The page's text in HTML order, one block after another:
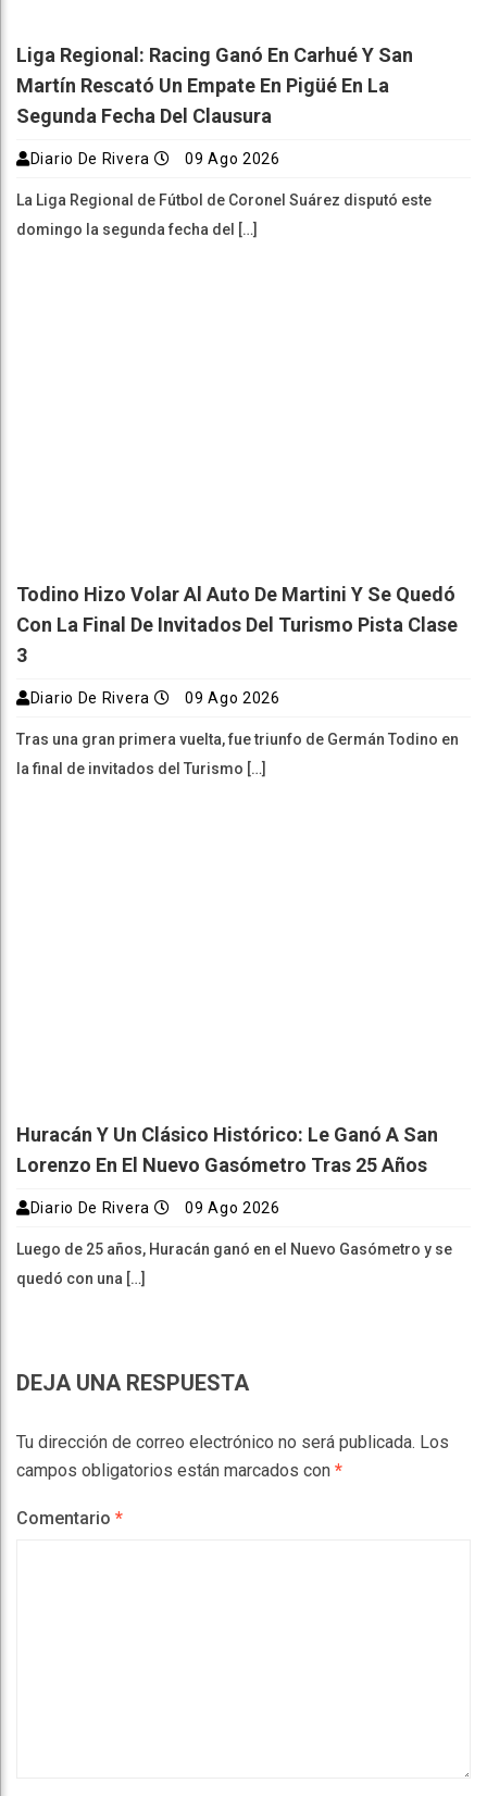
Liga Regional: Racing Ganó En Carhué Y San
Martín Rescató Un Empate En Pigüé En La
Segunda Fecha Del Clausura
Diario De Rivera 09 Ago 2026
La Liga Regional de Fútbol de Coronel Suárez disputó este
domingo la segunda fecha del […]
Todino Hizo Volar Al Auto De Martini Y Se Quedó
Con La Final De Invitados Del Turismo Pista Clase
3
Diario De Rivera 09 Ago 2026
Tras una gran primera vuelta, fue triunfo de Germán Todino en
la final de invitados del Turismo […]
Huracán Y Un Clásico Histórico: Le Ganó A San
Lorenzo En El Nuevo Gasómetro Tras 25 Años
Diario De Rivera 09 Ago 2026
Luego de 25 años, Huracán ganó en el Nuevo Gasómetro y se
quedó con una […]
DEJA UNA RESPUESTA
Tu dirección de correo electrónico no será publicada. Los
campos obligatorios están marcados con *
Comentario *